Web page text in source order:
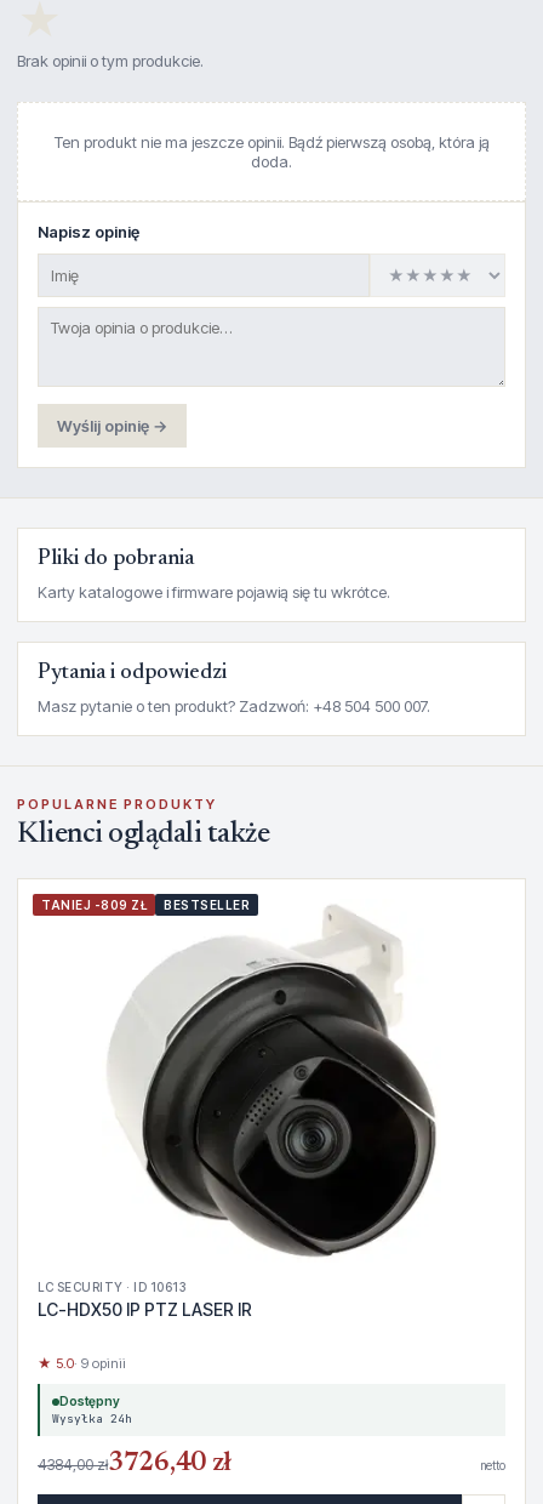
Brak opinii o tym produkcie.
Ten produkt nie ma jeszcze opinii. Bądź pierwszą osobą, która ją
doda.
Napisz opinię
Wyślij opinię →
Pliki do pobrania
Karty katalogowe i firmware pojawią się tu wkrótce.
Pytania i odpowiedzi
Masz pytanie o ten produkt? Zadzwoń: +48 504 500 007.
POPULARNE PRODUKTY
Klienci oglądali także
TANIEJ -809 ZŁ BESTSELLER
LC SECURITY · ID 10613
LC-HDX50 IP PTZ LASER IR
★ 5.0· 9 opinii
Dostępny
Wysyłka 24h
4384,00 zł3726,40 zł netto